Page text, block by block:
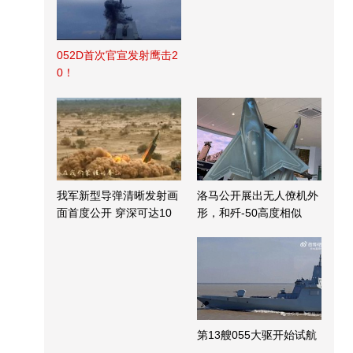
052D首次官宣发射鹰击2
0！
我军新型导弹清晰发射画
面首度公开 穿深可达10
洛马公开展出无人僚机外
形，和歼-50高度相似
第13艘055大驱开始试航